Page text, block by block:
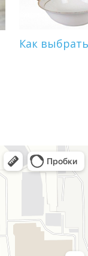
Как